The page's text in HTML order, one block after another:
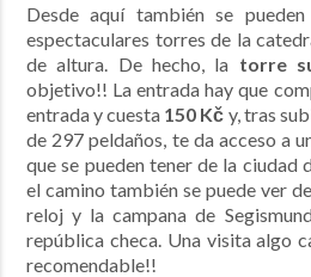
Desde aquí también se
espectaculares torres de la
de altura. De hecho, la torre
objetivo!! La entrada hay que
entrada y cuesta 150 ‎Kč y, tras
de 297 peldaños, te da acceso a
que se pueden tener de la ciudad
el camino también se puede ver
reloj y la campana de
república checa. Una visita algo
recomendable!!